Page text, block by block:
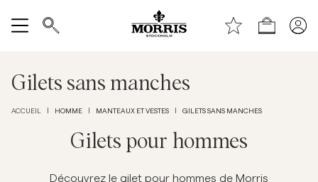
Boutique
Accessoires
Pantalons
Gilets sans manches
ACCUEIL HOMME MANTEAUX ET VESTES GILETS SANS MANCHES
Gilets pour hommes
Découvrez le gilet pour hommes de Morris